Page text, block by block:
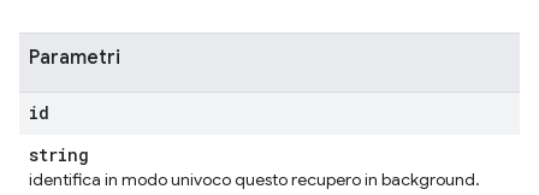
Parametri
id
string
identifica in modo univoco questo recupero in background.